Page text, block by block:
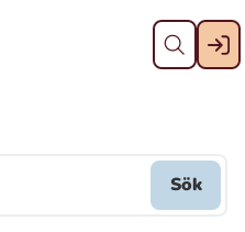
Stäng
Sök